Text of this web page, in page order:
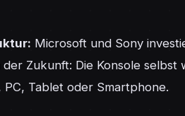
Microsoft und Sony
Zukunft: Die Konsole selbst
PC, Tablet oder Smartphone.